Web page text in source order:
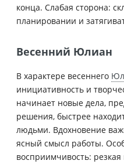
конца. Слабая сторона:
планировании и
Весенний Юлиан
В характере весеннего
инициативность и
начинает новые дела,
решения, быстрее
людьми. Вдохновение
ясный смысл работы.
восприимчивость: